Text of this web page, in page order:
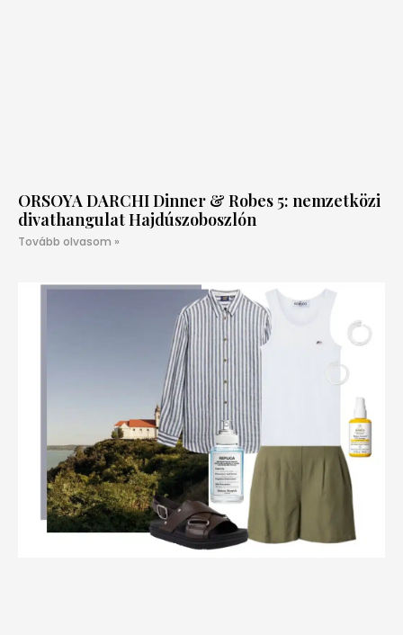
ORSOYA DARCHI Dinner & Robes 5: nemzetközi
divathangulat Hajdúszoboszlón
Tovább olvasom »